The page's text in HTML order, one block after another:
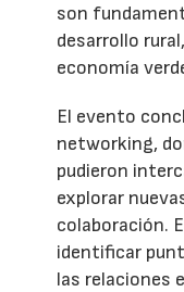
son
desarrollo
economía
El evento
networking,
pudieron
explorar
colaboración.
identificar
las relaciones